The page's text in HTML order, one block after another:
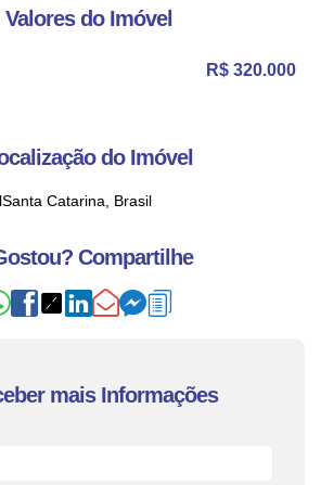
Valores do Imóvel
R$ 320.000
do Imóvel
Santa Catarina, Brasil
Compartilhe
mais Informações